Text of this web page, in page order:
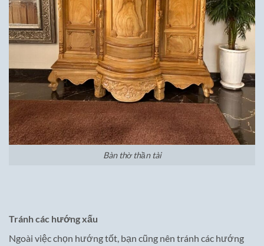
Bàn thờ thần tài
Tránh các hướng xấu
Ngoài việc chọn hướng tốt, bạn cũng nên tránh các hướng